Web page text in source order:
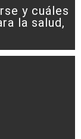
y cuáles
la salud,